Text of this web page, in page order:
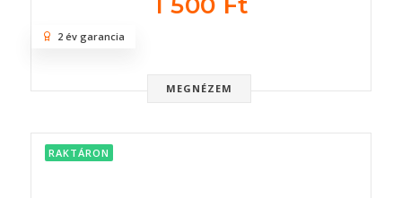
MEGNÉZEM
2 év garancia
RAKTÁRON